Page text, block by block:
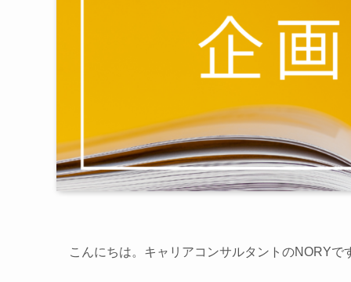
こんにちは。キャリアコンサルタントのNORYで